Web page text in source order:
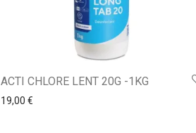
ACTI CHLORE LENT 20G -1KG
19,00 €